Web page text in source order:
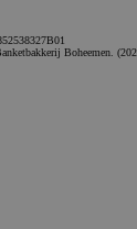
Boheemen.